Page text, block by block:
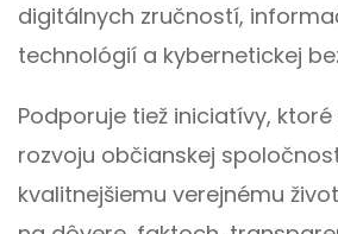
digitálnych zručností,
technológií a kybernetickej
Podporuje tiež iniciatívy,
rozvoju občianskej
kvalitnejšiemu verejnému